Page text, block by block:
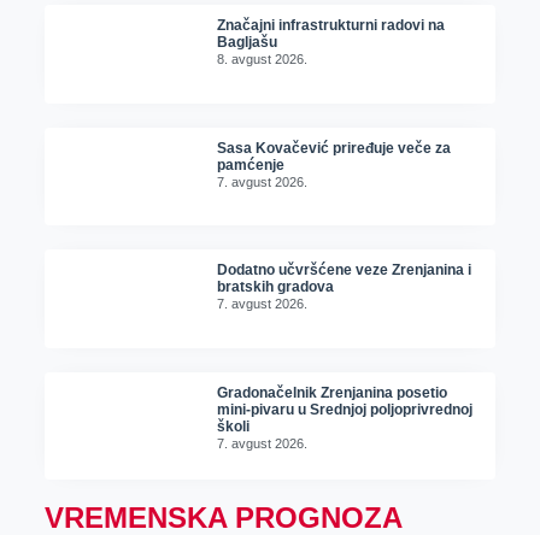
Značajni infrastrukturni radovi na
Bagljašu
8. avgust 2026.
Sasa Kovačević priređuje veče za
pamćenje
7. avgust 2026.
Dodatno učvršćene veze Zrenjanina i
bratskih gradova
7. avgust 2026.
Gradonačelnik Zrenjanina posetio
mini-pivaru u Srednjoj poljoprivrednoj
školi
7. avgust 2026.
VREMENSKA PROGNOZA